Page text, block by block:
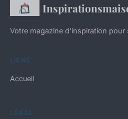
Votre magazine d'inspiration pour
LIENS
Accueil
LÉGAL